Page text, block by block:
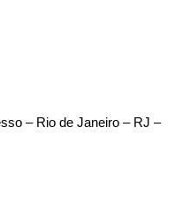
– Rio de Janeiro – RJ –